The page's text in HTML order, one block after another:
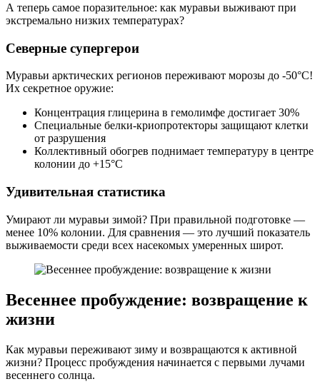
А теперь самое поразительное: как муравьи выживают при
экстремально низких температурах?
Северные супергерои
Муравьи арктических регионов переживают морозы до -50°C!
Их секретное оружие:
Концентрация глицерина в гемолимфе достигает 30%
Специальные белки-криопротекторы защищают клетки
от разрушения
Коллективный обогрев поднимает температуру в центре
колонии до +15°C
Удивительная статистика
Умирают ли муравьи зимой? При правильной подготовке —
менее 10% колонии. Для сравнения — это лучший показатель
выживаемости среди всех насекомых умеренных широт.
Весеннее пробуждение: возвращение к
жизни
Как муравьи переживают зиму и возвращаются к активной
жизни? Процесс пробуждения начинается с первыми лучами
весеннего солнца.